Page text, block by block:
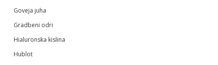
Goveja juha
Gradbeni odri
Hialuronska kislina
Hublot